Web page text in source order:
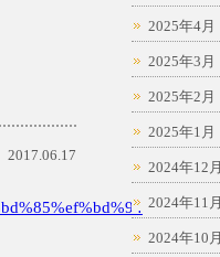
2017.06.17
2025年4月
2025年3月
2025年2月
2025年1月
2024年12月
2024年11月
2024年10月